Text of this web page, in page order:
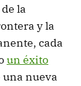
la
y la
cada
un éxito
nueva